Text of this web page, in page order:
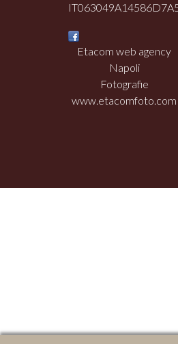
Etacom web agency
Napoli
Fotografie
www.etacomfoto.com